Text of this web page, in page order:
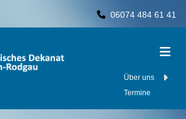
 06074 484 61 41
Über uns
Termine